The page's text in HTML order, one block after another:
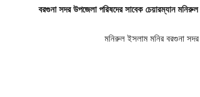
চট্টগ্রাম বিভাগ
বরগুনা সদর উপজেলা পরিষদের সাবেক চেয়ারম্যান
মনিরুল ইসলাম মনির বরগুনা সদর